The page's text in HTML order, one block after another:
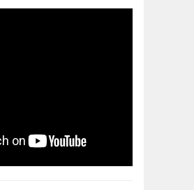
nylon y amor por las raíces latinas